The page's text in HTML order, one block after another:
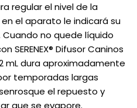
regular el nivel de la
el aparato le indicará su
no quede líquido
SERENEX® Difusor Caninos
mL dura aproximadamente
temporadas largas
el repuesto y